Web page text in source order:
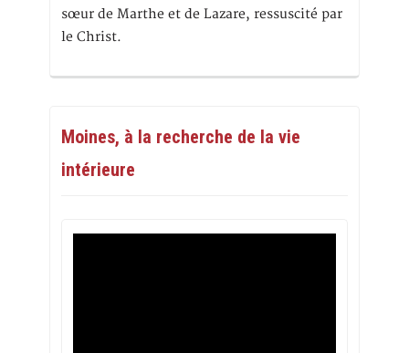
sœur de Marthe et de Lazare, ressuscité par
le Christ.
Moines, à la recherche de la vie
intérieure